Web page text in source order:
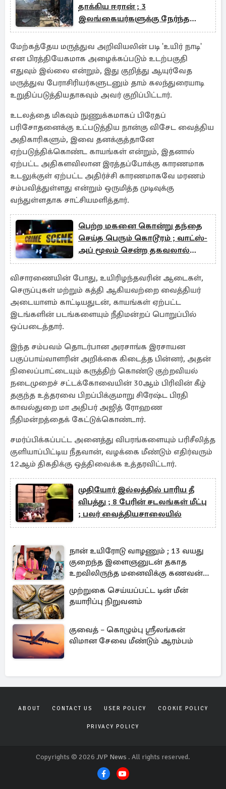
தாக்கிய ஈரான் ; 3
இலங்கையர்களுக்கு நேர்ந்த
துயரம்
மேற்கத்தேய மருத்துவ அறிவியலின் படி 'உயிர் நாடி'
என பிரத்தியேகமாக அழைக்கப்படும் உடற்பகுதி
எதுவும் இல்லை என்றும், இது குறித்து ஆயுர்வேத
மருத்துவ பேராசிரியர்களுடனும் தாம் கலந்துரையாடி
உறுதிப்படுத்தியதாகவும் அவர் குறிப்பிட்டார்.
உடலத்தை மிகவும் நுணுக்கமாகப் பிரேதப்
பரிசோதனைக்கு உட்படுத்திய நான்கு விசேட வைத்திய
அதிகாரிகளும், இவை தனக்குத்தானே
ஏற்படுத்திக்கொண்ட காயங்கள் என்றும், இதனால்
ஏற்பட்ட அதிகளவிலான இரத்தப்போக்கு காரணமாக
உடலுக்குள் ஏற்பட்ட அதிர்ச்சி காரணமாகவே மரணம்
சம்பவித்துள்ளது என்றும் ஒருமித்த முடிவுக்கு
வந்துள்ளதாக சாட்சியமளித்தார்.
பெற்ற மகனை கொன்று தந்தை
செய்த பெரும் கொடூரம் ; வாட்ஸ்-
அப் மூலம் சென்ற தகவலால்
அதிர்ச்சி
விசாரணையின் போது, உயிரிழந்தவரின் ஆடைகள்,
செருப்புகள் மற்றும் கத்தி ஆகியவற்றை வைத்தியர்
அடையாளம் காட்டியதுடன், காயங்கள் ஏற்பட்ட
இடங்களின் படங்களையும் நீதிமன்றப் பொறுப்பில்
ஒப்படைத்தார்.
இந்த சம்பவம் தொடர்பான அரசாங்க இரசாயன
பகுப்பாய்வாளரின் அறிக்கை கிடைத்த பின்னர், அதன்
நிலைப்பாட்டையும் கருத்திற் கொண்டு குற்றவியல்
நடைமுறைச் சட்டக்கோவையின் 30ஆம் பிரிவின் கீழ்
தகுந்த உத்தரவை பிறப்பிக்குமாறு சிரேஷ்ட பிரதி
காவல்துறை மா அதிபர் அஜித் ரோஹண
நீதிமன்றத்தைக் கேட்டுக்கொண்டார்.
சமர்ப்பிக்கப்பட்ட அனைத்து விபரங்களையும் பரிசீலித்த
குளியாப்பிட்டிய நீதவான், வழக்கை மீண்டும் எதிர்வரும்
12ஆம் திகதிக்கு ஒத்திவைக்க உத்தரவிட்டார்.
முதியோர் இல்லத்தில் பாரிய தீ
விபத்து ; 8 பேரின் சடலங்கள் மீட்பு
; பலர் வைத்தியசாலையில்
நான் உயிரோடு வாழணும் ; 13 வயது
குறைந்த இளைஞனுடன் தகாத
உறவிலிருந்த மனைவிக்கு கணவன்
செய்த சம்பவம்
முற்றுகை செய்யப்பட்ட டின் மீன்
தயாரிப்பு நிறுவனம்
குவைத் – கொழும்பு ஸ்ரீலங்கன்
விமான சேவை மீண்டும் ஆரம்பம்
ABOUT CONTACT US USER POLICY COOKIE POLICY
PRIVACY POLICY
Copyrights © 2026 JVP News . All rights reserved.